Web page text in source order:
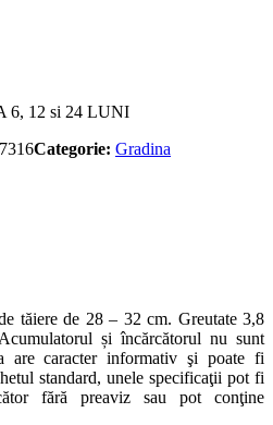
6, 12 si 24 LUNI
Categorie: Gradina
tăiere de 28 – 32 cm. Greutate 3,8
și încărcătorul nu sunt
are caracter informativ şi poate fi
standard, unele specificaţii pot fi
fără preaviz sau pot conţine